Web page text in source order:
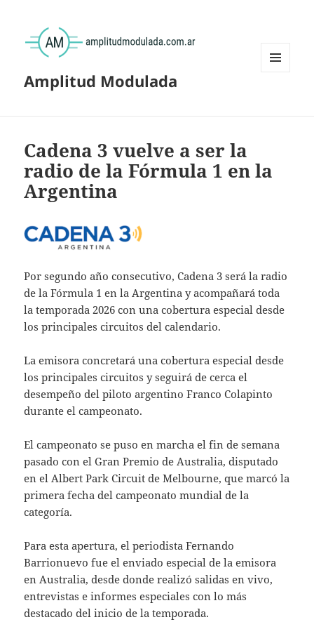
Amplitud Modulada
Cadena 3 vuelve a ser la
radio de la Fórmula 1 en la
Argentina
Por segundo año consecutivo, Cadena 3 será la radio
de la Fórmula 1 en la Argentina y acompañará toda
la temporada 2026 con una cobertura especial desde
los principales circuitos del calendario.
La emisora concretará una cobertura especial desde
los principales circuitos y seguirá de cerca el
desempeño del piloto argentino Franco Colapinto
durante el campeonato.
El campeonato se puso en marcha el fin de semana
pasado con el Gran Premio de Australia, disputado
en el Albert Park Circuit de Melbourne, que marcó la
primera fecha del campeonato mundial de la
categoría.
Para esta apertura, el periodista Fernando
Barrionuevo fue el enviado especial de la emisora
en Australia, desde donde realizó salidas en vivo,
entrevistas e informes especiales con lo más
destacado del inicio de la temporada.